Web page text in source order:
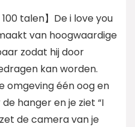
talen】De i love you
van hoogwaardige
zodat hij door
kan worden.
omgeving één oog en
hanger en je ziet “I
de camera van je